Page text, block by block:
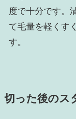
度で十分です。
て毛量を軽くす
す。
切った後のス